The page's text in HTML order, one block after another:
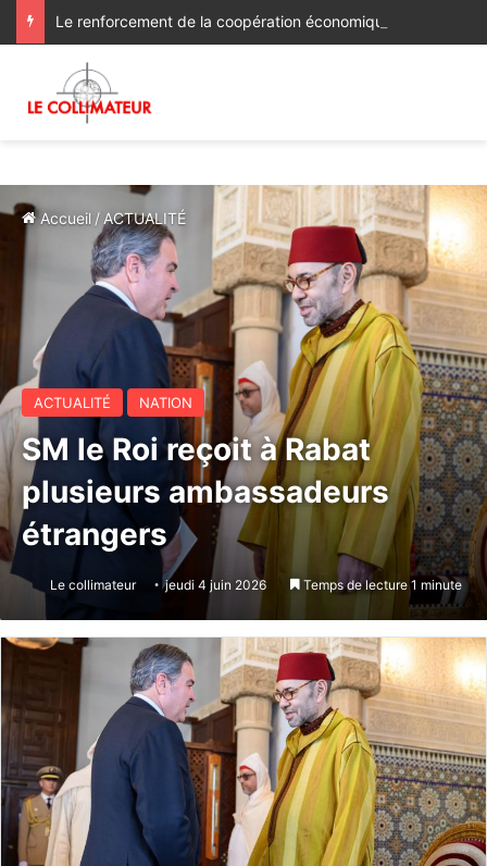
Accueil / ACTUALITÉ
ACTUALITÉ NATION
SM le Roi reçoit à Rabat
plusieurs ambassadeurs
étrangers
Le collimateur jeudi 4 juin 2026 Temps de lecture 1 minute